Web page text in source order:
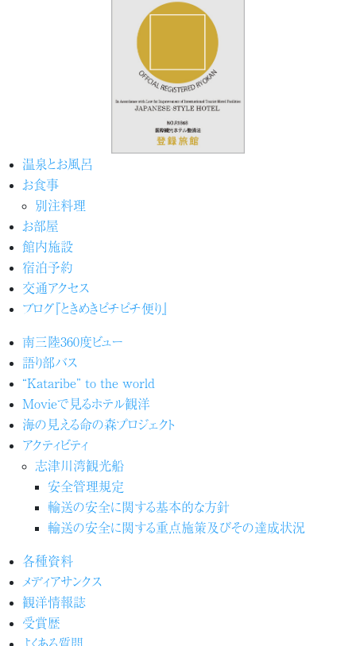
温泉とお風呂
お食事
別注料理
お部屋
館内施設
宿泊予約
交通アクセス
ブログ『ときめきピチピチ便り』
南三陸360度ビュー
語り部バス
“Kataribe” to the world
Movieで見るホテル観洋
海の見える命の森プロジェクト
アクティビティ
志津川湾観光船
安全管理規定
輸送の安全に関する基本的な方針
輸送の安全に関する重点施策及びその達成状況
各種資料
メディアサンクス
観洋情報誌
受賞歴